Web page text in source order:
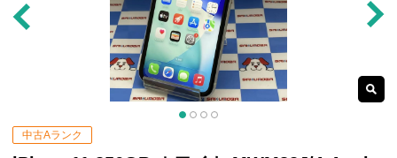
中古Aランク